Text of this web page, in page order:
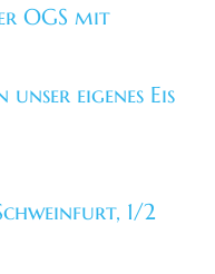
OGS mit
eigenes Eis
1/2